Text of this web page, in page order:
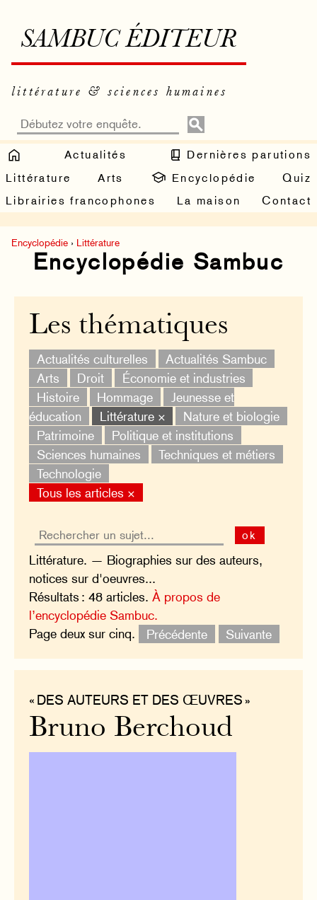
SAMBUC ÉDITEUR
littérature & sciences humaines
Actualités
Dernières parutions
Littérature
Arts Encyclopédie
Quiz
Librairies francophones
La maison Contact
Encyclopédie › Littérature
Encyclopédie Sambuc
Les thématiques
Actualités culturelles
Actualités Sambuc
Arts
Droit
Économie et industries
Histoire
Hommage
Jeunesse et
éducation
Littérature ×
Nature et biologie
Patrimoine
Politique et institutions
Sciences humaines
Techniques et métiers
Technologie
Tous les articles ×
ok
Littérature. — Biographies sur des auteurs,
notices sur d'oeuvres...
Résultats : 48 articles.À propos de
l’encyclopédie Sambuc.
Page deux sur cinq.
Précédente Suivante
« DES AUTEURS ET DES ŒUVRES »
Bruno Berchoud